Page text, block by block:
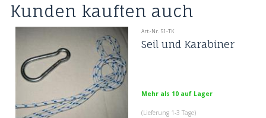
Kunden kauften auch
Art.-Nr. 51-TK
Seil und Karabiner
Mehr als 10 auf Lager
(Lieferung 1-3 Tage)